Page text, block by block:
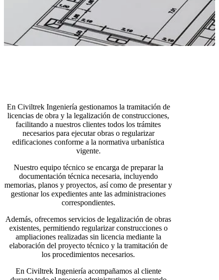
En Civiltrek Ingeniería gestionamos la tramitación de
licencias de obra y la legalización de construcciones,
facilitando a nuestros clientes todos los trámites
necesarios para ejecutar obras o regularizar
edificaciones conforme a la normativa urbanística
vigente.
Nuestro equipo técnico se encarga de preparar la
documentación técnica necesaria, incluyendo
memorias, planos y proyectos, así como de presentar y
gestionar los expedientes ante las administraciones
correspondientes.
Además, ofrecemos servicios de legalización de obras
existentes, permitiendo regularizar construcciones o
ampliaciones realizadas sin licencia mediante la
elaboración del proyecto técnico y la tramitación de
los procedimientos necesarios.
En Civiltrek Ingeniería acompañamos al cliente